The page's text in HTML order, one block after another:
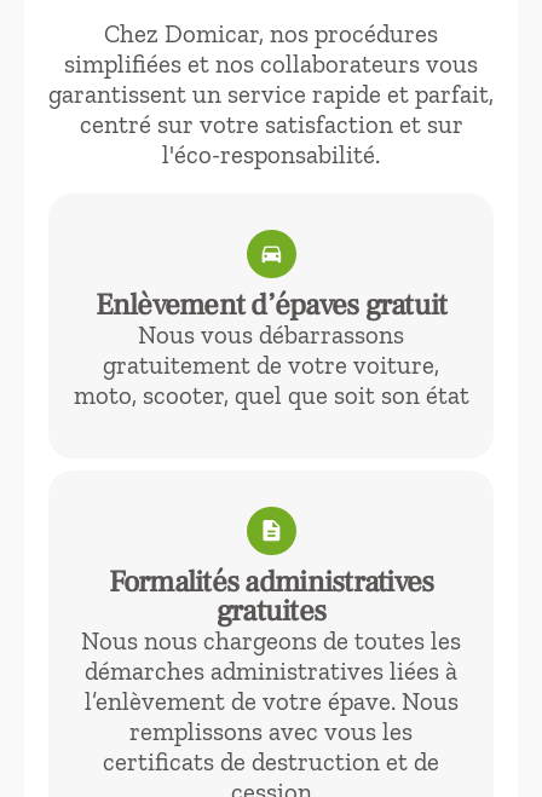
Chez Domicar, nos procédures
simplifiées et nos collaborateurs vous
garantissent un service rapide et parfait,
centré sur votre satisfaction et sur
l'éco-responsabilité.
directions_car
Enlèvement d’épaves gratuit
Nous vous débarrassons
gratuitement de votre voiture,
moto, scooter, quel que soit son état
description
Formalités administratives
gratuites
Nous nous chargeons de toutes les
démarches administratives liées à
l’enlèvement de votre épave. Nous
remplissons avec vous les
certificats de destruction et de